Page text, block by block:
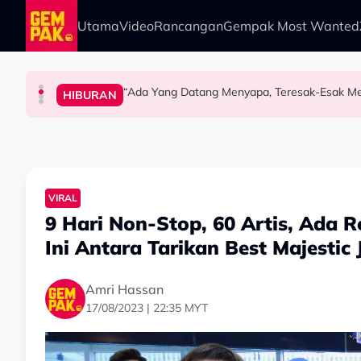
Skip to main content
UtamaVideoRancanganGempak Most Wanted
HIBURAN Khairul Aming Raih Jualan Lebih RM2 Juta
HIBURAN “Ada Yang Datang Menyapa, Teresak-Esak
SELEBRITI “Biarlah Mereka Yang Pilih” - Jinggo Nasihat
SELEBRITI Atta Halilintar Tegur Individu Perlekeh
VIRAL
9 Hari Non-Stop, 60 Artis, Ada
Ini Antara Tarikan Best Majestic
Amri Hassan
17/08/2023 | 22:35 MYT